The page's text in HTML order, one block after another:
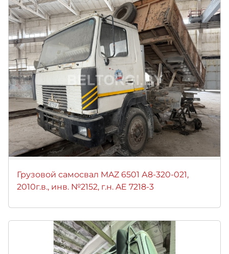
Грузовой самосвал MAZ 6501 А8-320-021,
2010г.в., инв. №2152, г.н. AE 7218-3